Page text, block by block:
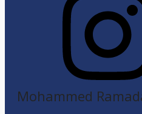
Mohammed